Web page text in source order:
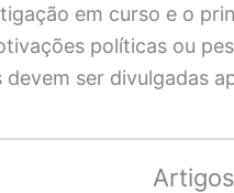
em curso e o
políticas ou
ser divulgadas